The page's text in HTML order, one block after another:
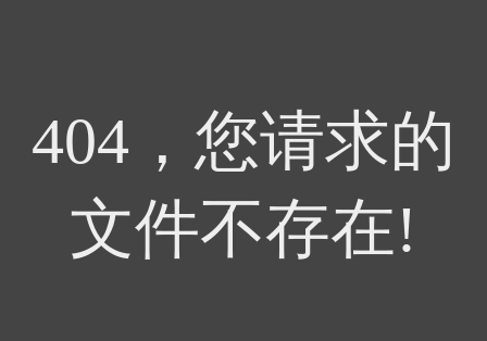
404，您请求的
文件不存在!